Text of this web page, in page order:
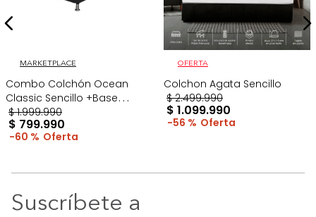
MARKETPLACE
Combo Colchón Ocean
Classic Sencillo +Base
Cama Gris
$ 1.999.990
$ 799.990
60 %
OFERTA
Colchon Agata Sencillo
$ 2.499.990
$ 1.099.990
56 %
Suscríbete a